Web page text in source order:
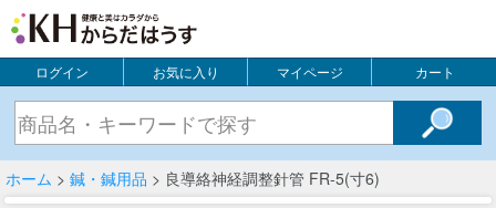
ログイン お気に入り マイページ カート
ホーム > 鍼・鍼用品 > 良導絡神経調整針管 FR-5(寸6)